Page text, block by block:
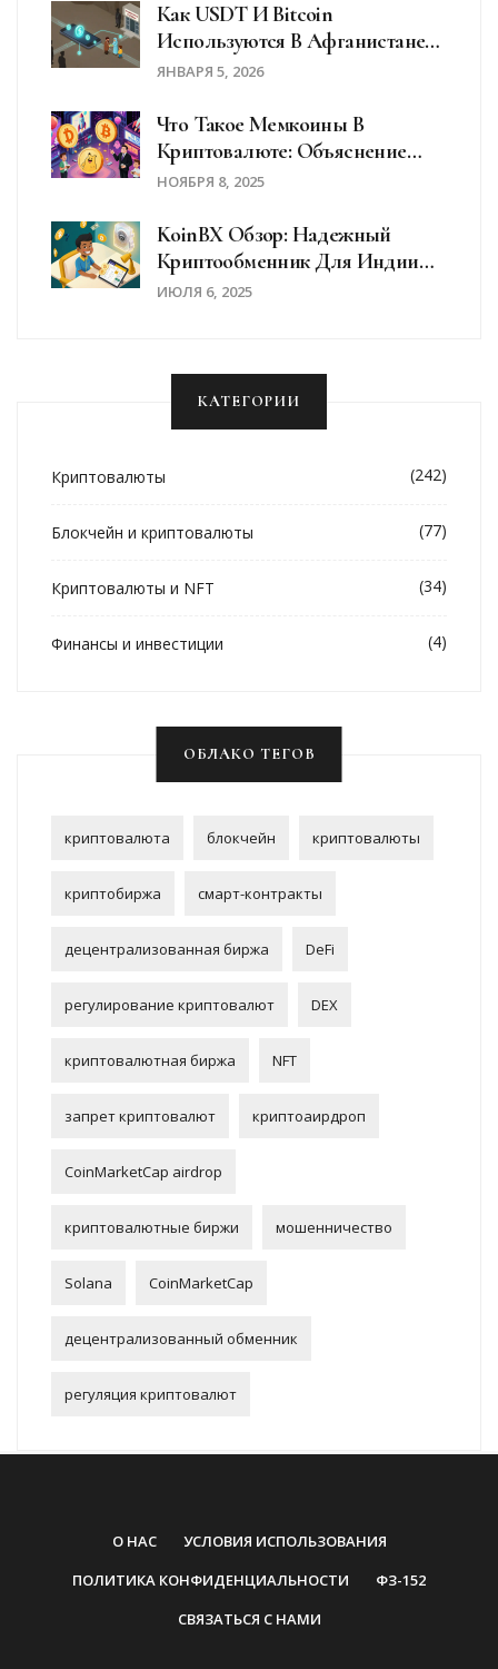
Как USDT И Bitcoin
Используются В Афганистане
Для Переводов Денег Вопреки
ЯНВАРЯ 5, 2026
Что Такое Мемкоины В
Криптовалюте: Объяснение
Для Новичков
НОЯБРЯ 8, 2025
KoinBX Обзор: Надежный
Криптообменник Для Индии
Или Риск Для Трейдеров?
ИЮЛЯ 6, 2025
КАТЕГОРИИ
Криптовалюты (242)
Блокчейн и криптовалюты (77)
Криптовалюты и NFT (34)
Финансы и инвестиции (4)
ОБЛАКО ТЕГОВ
криптовалюта блокчейн криптовалюты
криптобиржа смарт-контракты
децентрализованная биржа DeFi
регулирование криптовалют DEX
криптовалютная биржа NFT
запрет криптовалют криптоаирдроп
CoinMarketCap airdrop
криптовалютные биржи мошенничество
Solana CoinMarketCap
децентрализованный обменник
регуляция криптовалют
О НАС
УСЛОВИЯ ИСПОЛЬЗОВАНИЯ
ПОЛИТИКА КОНФИДЕНЦИАЛЬНОСТИ
ФЗ-152
СВЯЗАТЬСЯ С НАМИ